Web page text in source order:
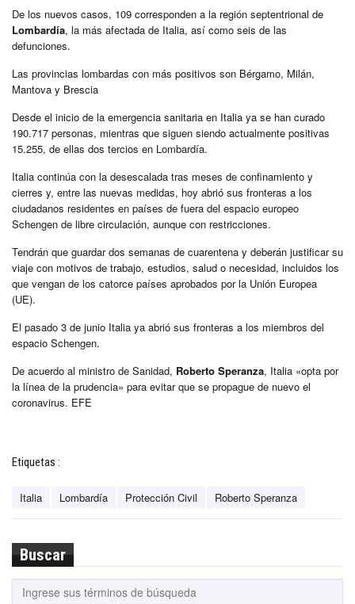
De los nuevos casos, 109 corresponden a la región septentrional de
Lombardía, la más afectada de Italia, así como seis de las
defunciones.
Las provincias lombardas con más positivos son Bérgamo, Milán,
Mantova y Brescia
Desde el inicio de la emergencia sanitaria en Italia ya se han curado
190.717 personas, mientras que siguen siendo actualmente positivas
15.255, de ellas dos tercios en Lombardía.
Italia continúa con la desescalada tras meses de confinamiento y
cierres y, entre las nuevas medidas, hoy abrió sus fronteras a los
ciudadanos residentes en países de fuera del espacio europeo
Schengen de libre circulación, aunque con restricciones.
Tendrán que guardar dos semanas de cuarentena y deberán justificar su
viaje con motivos de trabajo, estudios, salud o necesidad, incluidos los
que vengan de los catorce países aprobados por la Unión Europea
(UE).
El pasado 3 de junio Italia ya abrió sus fronteras a los miembros del
espacio Schengen.
De acuerdo al ministro de Sanidad, Roberto Speranza, Italia «opta por
la línea de la prudencia» para evitar que se propague de nuevo el
coronavirus. EFE
Etiquetas :
Italia Lombardía Protección Civil Roberto Speranza
Buscar